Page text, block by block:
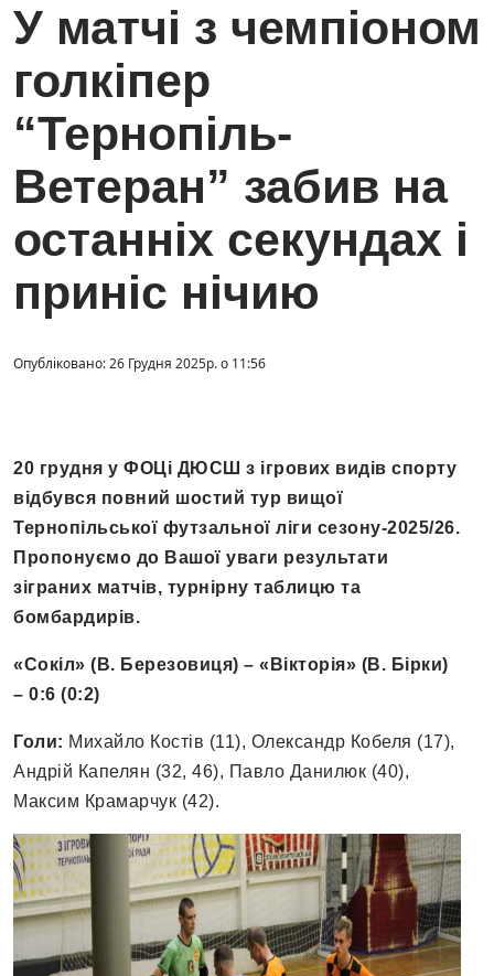
У матчі з чемпіоном
голкіпер
“Тернопіль-
Ветеран” забив на
останніх секундах і
приніс нічию
Опубліковано: 26 Грудня 2025р. о 11:56
20 грудня у ФОЦі ДЮСШ з ігрових видів спорту
відбувся повний шостий тур вищої
Тернопільської футзальної ліги сезону-2025/26.
Пропонуємо до Вашої уваги результати
зіграних матчів, турнірну таблицю та
бомбардирів.
«Сокіл» (В. Березовиця) – «Вікторія» (В. Бірки)
– 0:6 (0:2)
Голи: Михайло Костів (11), Олександр Кобеля (17),
Андрій Капелян (32, 46), Павло Данилюк (40),
Максим Крамарчук (42).